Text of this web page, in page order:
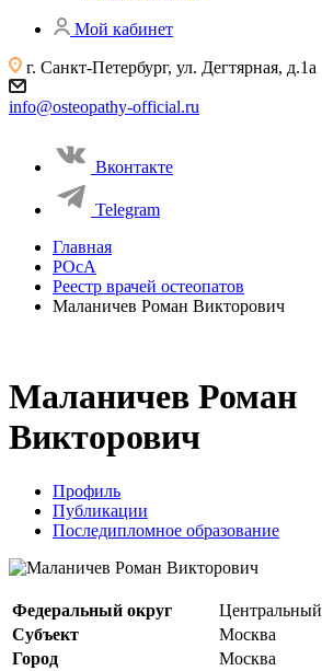
Мой кабинет
г. Санкт-Петербург, ул. Дегтярная, д.1а
info@osteopathy-official.ru
Вконтакте
Telegram
Главная
РОсА
Реестр врачей остеопатов
Маланичев Роман Викторович
Маланичев Роман
Викторович
Профиль
Публикации
Последипломное образование
Федеральный округ
Центральный
Субъект
Москва
Город
Москва